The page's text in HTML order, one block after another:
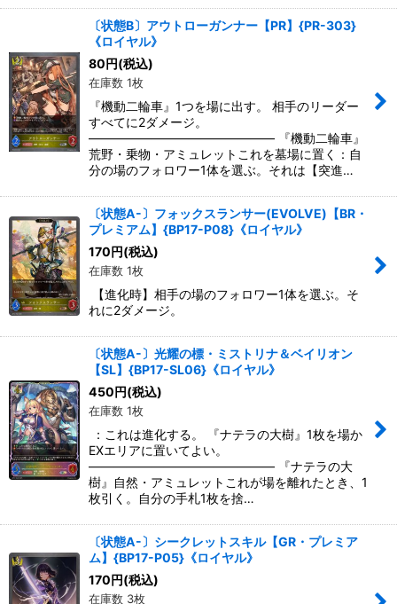
〔状態B〕アウトローガンナー【PR】{PR-303}
《ロイヤル》
80円(税込)
在庫数 1枚
『機動二輪車』1つを場に出す。 相手のリーダー
すべてに2ダメージ。
――――――――――――――― 『機動二輪車』
荒野・乗物・アミュレットこれを墓場に置く：自
分の場のフォロワー1体を選ぶ。それは【突進…
〔状態A-〕フォックスランサー(EVOLVE)【BR・
プレミアム】{BP17-P08}《ロイヤル》
170円(税込)
在庫数 1枚
【進化時】相手の場のフォロワー1体を選ぶ。そ
れに2ダメージ。
〔状態A-〕光耀の標・ミストリナ＆ベイリオン
【SL】{BP17-SL06}《ロイヤル》
450円(税込)
在庫数 1枚
：これは進化する。 『ナテラの大樹』1枚を場か
EXエリアに置いてよい。
――――――――――――――― 『ナテラの大
樹』自然・アミュレットこれが場を離れたとき、1
枚引く。自分の手札1枚を捨…
〔状態A-〕シークレットスキル【GR・プレミア
ム】{BP17-P05}《ロイヤル》
170円(税込)
在庫数 3枚